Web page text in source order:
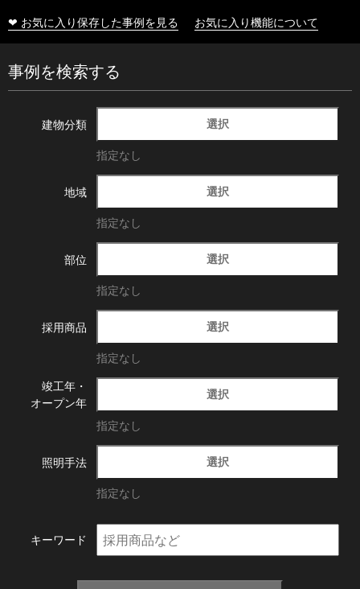
❤ お気に入り保存した事例を見る お気に入り機能について
事例を検索する
建物分類 選択
指定なし
地域 選択
指定なし
部位 選択
指定なし
採用商品 選択
指定なし
竣工年・
オープン年
選択
指定なし
照明手法 選択
指定なし
キーワード